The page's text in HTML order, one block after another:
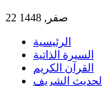
22 صفر, 1448
الرئيسية
السيرة الذاتية
القرآن الكريم
الحديث الشريف